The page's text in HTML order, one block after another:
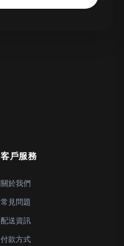
客戶服務
關於我們
常見問題
配送資訊
付款方式